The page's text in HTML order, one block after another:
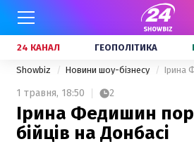
24 КАНАЛ ГЕОПОЛІТИКА
Showbiz Новини шоу-бізнесу
1 травня, 18:50 2
Ірина Федишин
бійців на Донбасі